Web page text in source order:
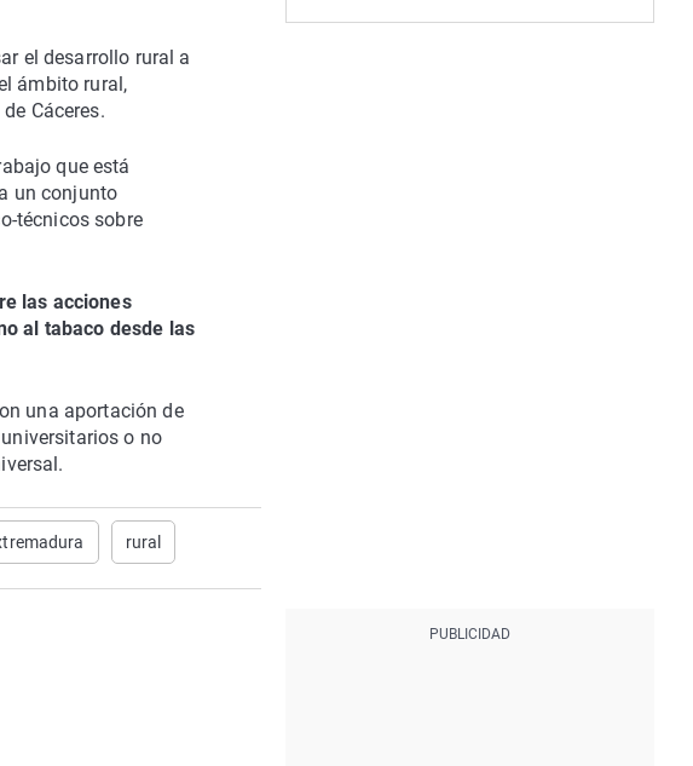
el desarrollo rural a
ámbito rural,
Cáceres.
que está
un conjunto
técnicos sobre
las acciones
al tabaco desde las
una aportación de
o no
rural